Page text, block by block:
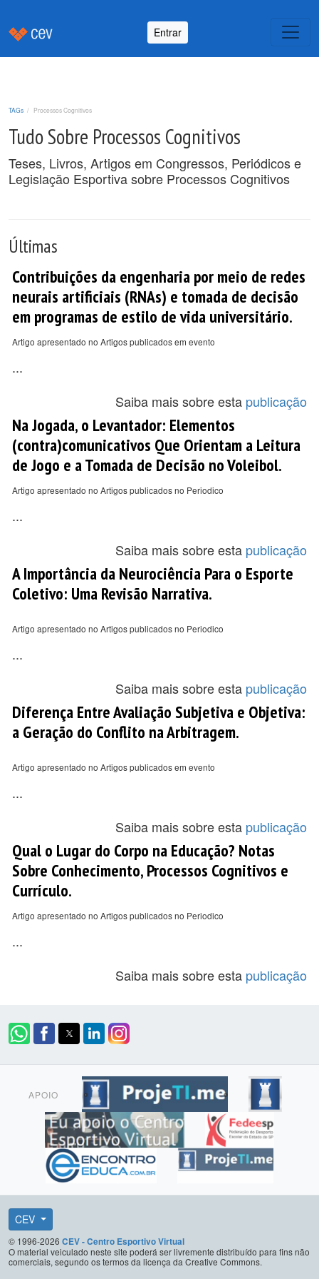
Entrar
TAGs Processos Cognitivos
Tudo Sobre Processos Cognitivos
Teses, Livros, Artigos em Congressos, Periódicos e
Legislação Esportiva sobre Processos Cognitivos
Últimas
Contribuições da engenharia por meio de redes
neurais artificiais (RNAs) e tomada de decisão
em programas de estilo de vida universitário.
Artigo apresentado no Artigos publicados em evento
...
Saiba mais sobre esta publicação
Na Jogada, o Levantador: Elementos
(contra)comunicativos Que Orientam a Leitura
de Jogo e a Tomada de Decisão no Voleibol.
Artigo apresentado no Artigos publicados no Periodico
...
Saiba mais sobre esta publicação
A Importância da Neurociência Para o Esporte
Coletivo: Uma Revisão Narrativa.
Artigo apresentado no Artigos publicados no Periodico
...
Saiba mais sobre esta publicação
Diferença Entre Avaliação Subjetiva e Objetiva:
a Geração do Conflito na Arbitragem.
Artigo apresentado no Artigos publicados em evento
...
Saiba mais sobre esta publicação
Qual o Lugar do Corpo na Educação? Notas
Sobre Conhecimento, Processos Cognitivos e
Currículo.
Artigo apresentado no Artigos publicados no Periodico
...
Saiba mais sobre esta publicação
APOIO
CEV
© 1996-2026 CEV - Centro Esportivo Virtual
O material veiculado neste site poderá ser livremente distribuído para fins não
comerciais, segundo os termos da licença da Creative Commons.